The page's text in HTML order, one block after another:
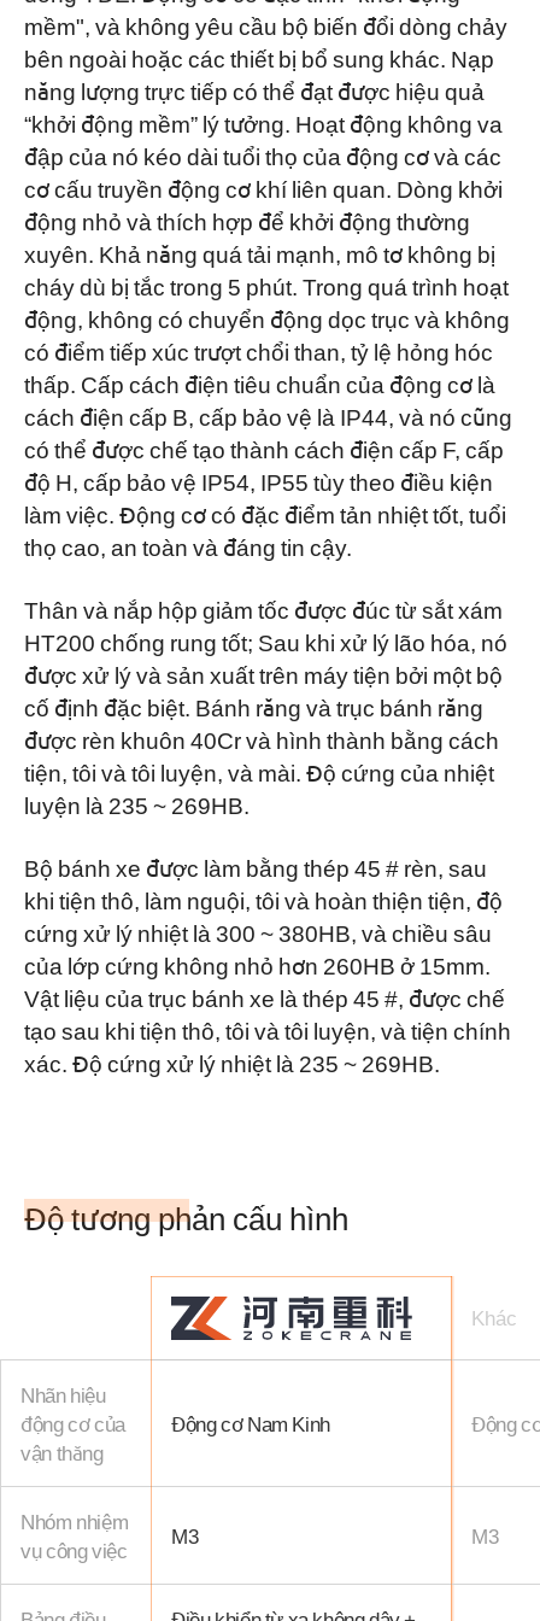
mềm", và không yêu cầu bộ biến đổi dòng chảy
bên ngoài hoặc các thiết bị bổ sung khác. Nạp
năng lượng trực tiếp có thể đạt được hiệu quả
“khởi động mềm” lý tưởng. Hoạt động không va
đập của nó kéo dài tuổi thọ của động cơ và các
cơ cấu truyền động cơ khí liên quan. Dòng khởi
động nhỏ và thích hợp để khởi động thường
xuyên. Khả năng quá tải mạnh, mô tơ không bị
cháy dù bị tắc trong 5 phút. Trong quá trình hoạt
động, không có chuyển động dọc trục và không
có điểm tiếp xúc trượt chổi than, tỷ lệ hỏng hóc
thấp. Cấp cách điện tiêu chuẩn của động cơ là
cách điện cấp B, cấp bảo vệ là IP44, và nó cũng
có thể được chế tạo thành cách điện cấp F, cấp
độ H, cấp bảo vệ IP54, IP55 tùy theo điều kiện
làm việc. Động cơ có đặc điểm tản nhiệt tốt, tuổi
thọ cao, an toàn và đáng tin cậy.
Thân và nắp hộp giảm tốc được đúc từ sắt xám
HT200 chống rung tốt; Sau khi xử lý lão hóa, nó
được xử lý và sản xuất trên máy tiện bởi một bộ
cố định đặc biệt. Bánh răng và trục bánh răng
được rèn khuôn 40Cr và hình thành bằng cách
tiện, tôi và tôi luyện, và mài. Độ cứng của nhiệt
luyện là 235 ~ 269HB.
Bộ bánh xe được làm bằng thép 45 # rèn, sau
khi tiện thô, làm nguội, tôi và hoàn thiện tiện, độ
cứng xử lý nhiệt là 300 ~ 380HB, và chiều sâu
của lớp cứng không nhỏ hơn 260HB ở 15mm.
Vật liệu của trục bánh xe là thép 45 #, được chế
tạo sau khi tiện thô, tôi và tôi luyện, và tiện chính
xác. Độ cứng xử lý nhiệt là 235 ~ 269HB.
Độ tương phản cấu hình
Khác
Nhãn hiệu
động cơ của
vận thăng
Động cơ Nam Kinh Động
Nhóm nhiệm
vụ công việc
M3 M3